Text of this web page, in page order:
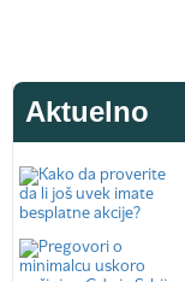
Aktuelno